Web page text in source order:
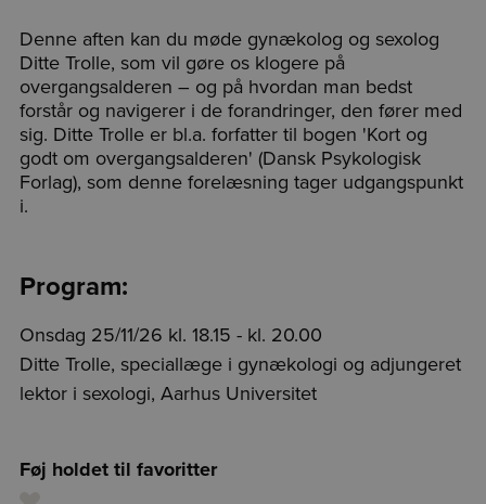
Denne aften kan du møde gynækolog og sexolog
Ditte Trolle, som vil gøre os klogere på
overgangsalderen – og på hvordan man bedst
forstår og navigerer i de forandringer, den fører med
sig. Ditte Trolle er bl.a. forfatter til bogen 'Kort og
godt om overgangsalderen' (Dansk Psykologisk
Forlag), som denne forelæsning tager udgangspunkt
i.
Program:
Onsdag 25/11/26 kl. 18.15 - kl. 20.00
Ditte Trolle, speciallæge i gynækologi og adjungeret
lektor i sexologi, Aarhus Universitet
Føj holdet til favoritter